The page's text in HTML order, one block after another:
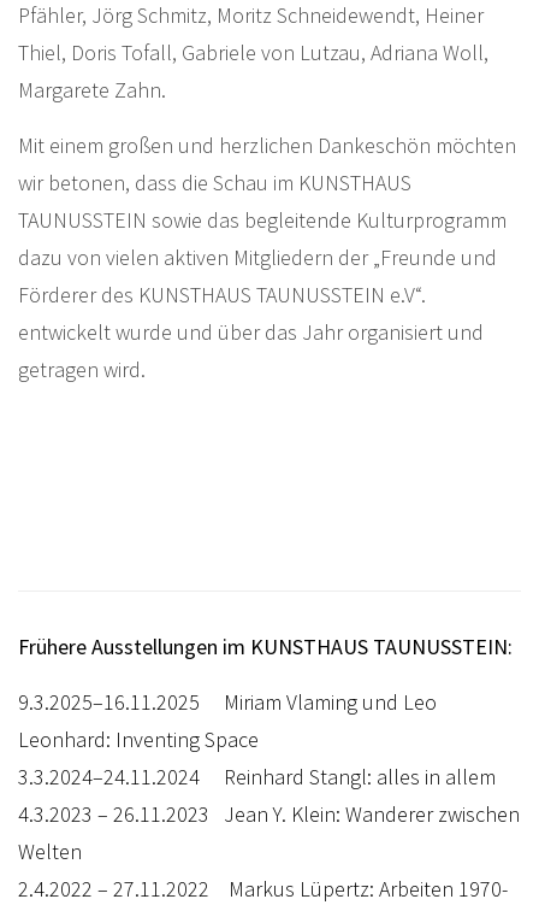
Pfähler, Jörg Schmitz, Moritz Schneidewendt, Heiner
Thiel, Doris Tofall, Gabriele von Lutzau, Adriana Woll,
Margarete Zahn.
Mit einem großen und herzlichen Dankeschön möchten
wir betonen, dass die Schau im KUNSTHAUS
TAUNUSSTEIN sowie das begleitende Kulturprogramm
dazu von vielen aktiven Mitgliedern der „Freunde und
Förderer des KUNSTHAUS TAUNUSSTEIN e.V“.
entwickelt wurde und über das Jahr organisiert und
getragen wird.
Frühere Ausstellungen im KUNSTHAUS TAUNUSSTEIN:
9.3.2025–16.11.2025 Miriam Vlaming und Leo
Leonhard: Inventing Space
3.3.2024–24.11.2024 Reinhard Stangl: alles in allem
4.3.2023 – 26.11.2023 Jean Y. Klein: Wanderer zwischen
Welten
2.4.2022 – 27.11.2022 Markus Lüpertz: Arbeiten 1970-